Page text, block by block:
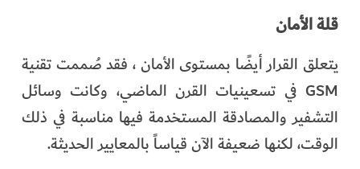
قلة الأمان
يتعلق القرار أيضًا بمستوى الأمان ، فقد صُممت تقنية
GSM في تسعينيات القرن الماضي، وكانت وسائل
التشفير والمصادقة المستخدمة فيها مناسبة في ذلك
الوقت، لكنها ضعيفة الآن قياساً بالمعايير الحديثة.